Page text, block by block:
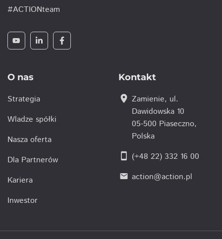
#ACTIONteam
O nas
Strategia
Wladze spółki
Nasza oferta
Dla Partnerów
Kariera
Inwestor
Kontakt
location_on Zamienie, ul.
Dawidowska 10
05-500 Piaseczno,
Polska
smartphone (+48 22) 332 16 00
email action@action.pl